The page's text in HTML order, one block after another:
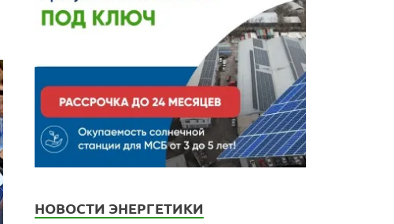
НОВОСТИ ЭНЕРГЕТИКИ